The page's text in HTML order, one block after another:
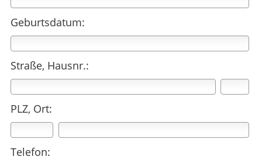
Geburtsdatum:
Straße, Hausnr.:
PLZ, Ort:
Telefon: